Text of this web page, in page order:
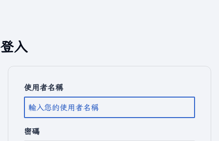
登入
使用者名稱
密碼